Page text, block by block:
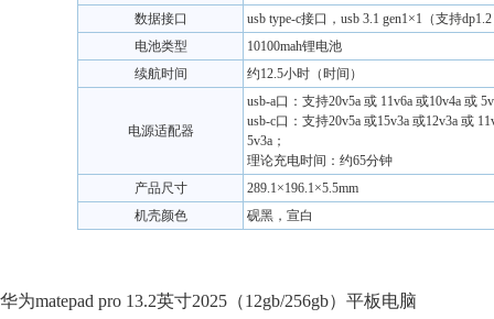
数据接口
usb type-c接口，usb 3.1 gen1×1（支持
电池类型
10100mah锂电池
续航时间
约12.5小时（时间）
电源适配器
usb-a口：支持20v5a 或 11v6a 或10v4a 或
usb-c口：支持20v5a 或15v3a 或12v3a 或
5v3a；
理论充电时间：约65分钟
产品尺寸
289.1×196.1×5.5mm
机壳颜色
砚黑，宣白
华为matepad pro 13.2英寸2025（12gb/256gb）平板电脑